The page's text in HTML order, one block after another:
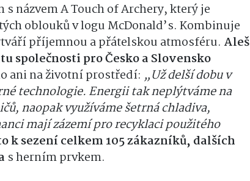
názvem A Touch of Archery, který je
oblouků v logu McDonald’s. Kombinuje
příjemnou a přátelskou atmosféru. Aleš
společnosti pro Česko a Slovensko
ani na životní prostředí: „Už delší dobu v
technologie. Energii tak neplýtváme na
naopak využíváme šetrná chladiva,
mají zázemí pro recyklaci použitého
k sezení celkem 105 zákazníků, dalších
s herním prvkem.